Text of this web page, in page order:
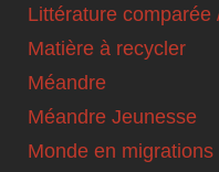
Littérature
Matière à recycler
Méandre
Méandre Jeunesse
Monde en migrations